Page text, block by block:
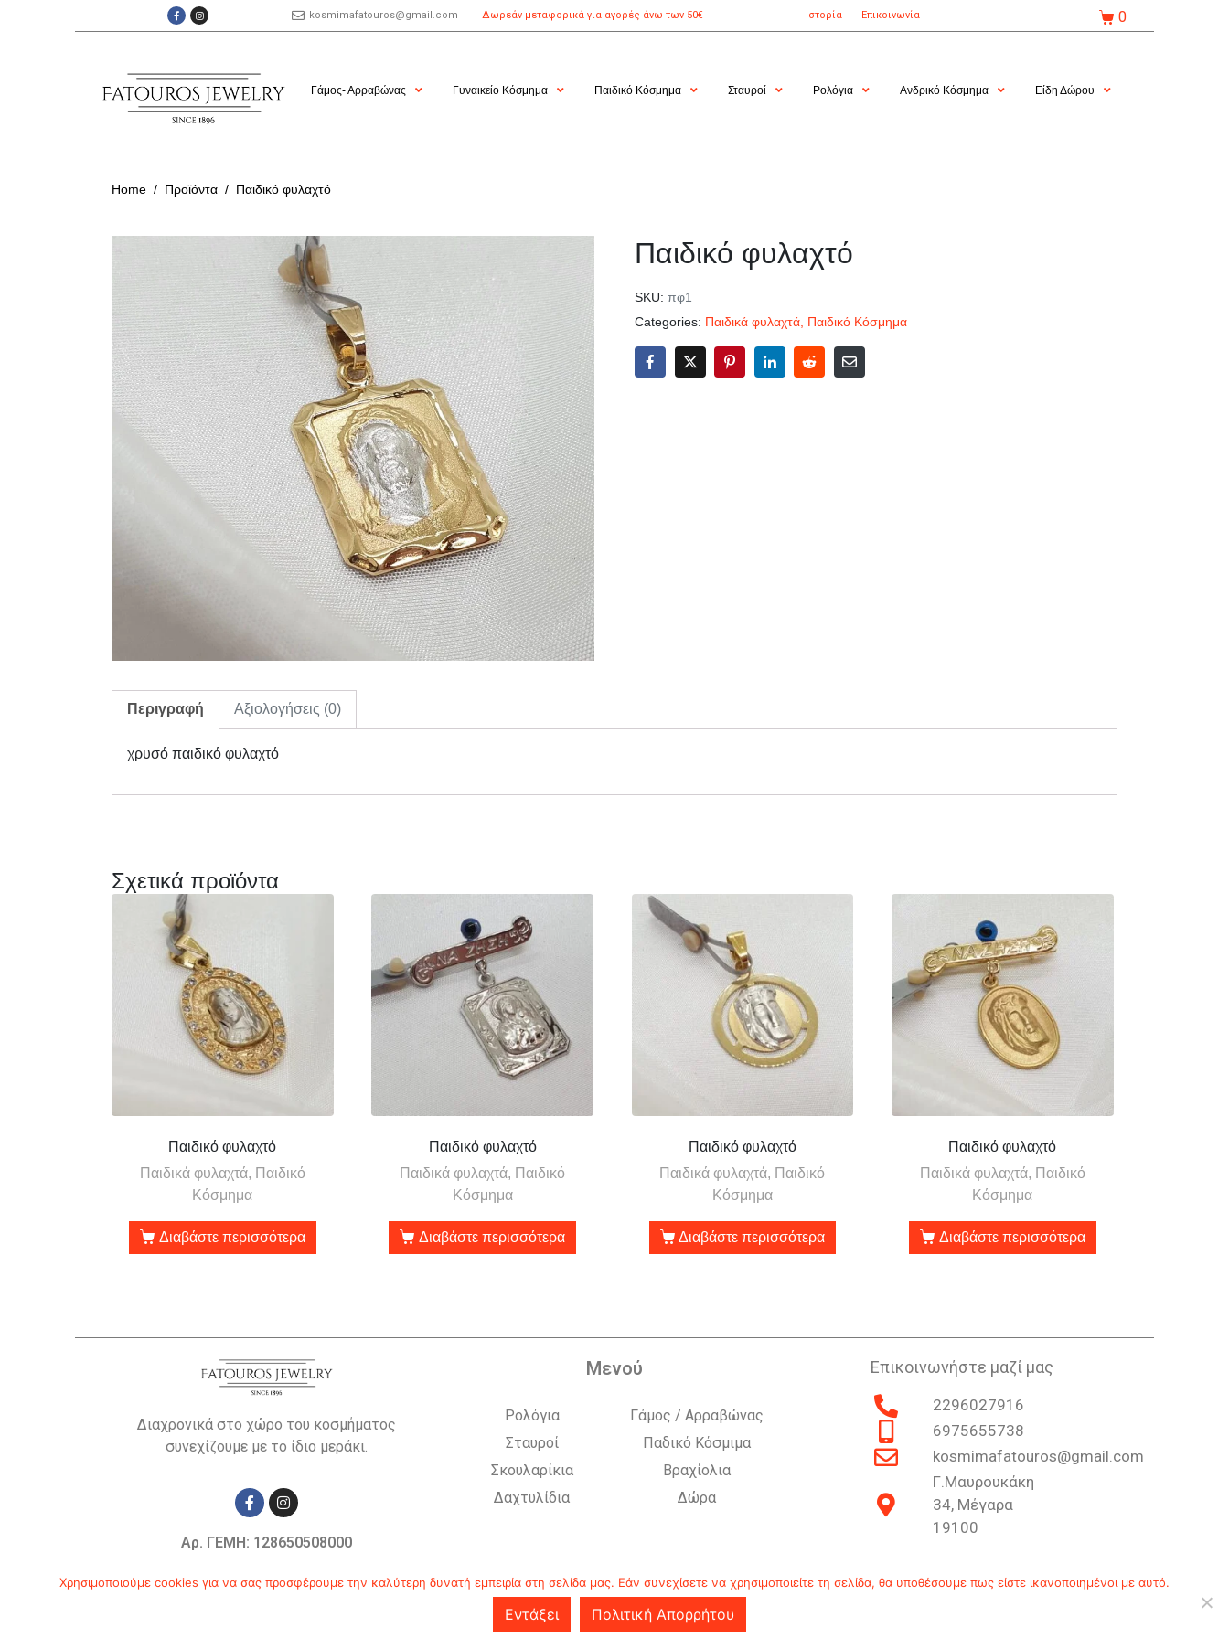
kosmimafatouros@gmail.com Δωρεάν μεταφορικά για αγορές άνω των 50€ Ιστορία Επικοινωνία 0
Γάμος- Αρραβώνας Γυναικείο Κόσμημα Παιδικό Κόσμημα Σταυροί Ρολόγια Ανδρικό Κόσμημα Είδη Δώρου
Home Προϊόντα Παιδικό φυλαχτό
Παιδικό φυλαχτό
SKU: πφ1
Categories: Παιδικά φυλαχτά Παιδικό Κόσμημα
Περιγραφή Αξιολογήσεις (0)
χρυσό παιδικό φυλαχτό
Σχετικά προϊόντα
Παιδικό φυλαχτό
Παιδικά φυλαχτά, Παιδικό
Κόσμημα
Διαβάστε περισσότερα
Παιδικό φυλαχτό
Παιδικά φυλαχτά, Παιδικό
Κόσμημα
Διαβάστε περισσότερα
Παιδικό φυλαχτό
Παιδικά φυλαχτά, Παιδικό
Κόσμημα
Διαβάστε περισσότερα
Παιδικό φυλαχτό
Παιδικά φυλαχτά, Παιδικό
Κόσμημα
Διαβάστε περισσότερα
Διαχρονικά στο χώρο του κοσμήματος
συνεχίζουμε με το ίδιο μεράκι.
Αρ. ΓΕΜΗ: 128650508000
Μενού
Ρολόγια
Σταυροί
Σκουλαρίκια
Δαχτυλίδια
Γάμος / Αρραβώνας
Παδικό Κόσμιμα
Βραχίολια
Δώρα
Επικοινωνήστε μαζί μας
2296027916
6975655738
kosmimafatouros@gmail.com
Γ.Μαυρουκάκη
34, Μέγαρα
19100
© Copyright 2019 Επικοινωνία Ιστορία Πολιτική Απορρήτου
Χρησιμοποιούμε cookies για να σας προσφέρουμε την καλύτερη δυνατή εμπειρία στη σελίδα μας. Εάν συνεχίσετε να χρησιμοποιείτε τη σελίδα, θα υποθέσουμε πως είστε ικανοποιημένοι με αυτό.
Εντάξει Πολιτική Απορρήτου